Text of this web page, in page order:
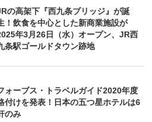
の高架下『西九条ブリッジ』が誕
！飲食を中心とした新商業施設が
年3月26日（水）オープン、JR西
条駅ゴールドタウン跡地
ォーブス・トラベルガイド2020年度
付けを発表！日本の五つ星ホテルは6
のみ